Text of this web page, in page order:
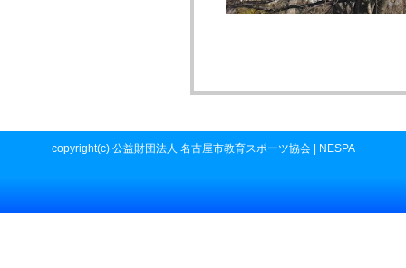
copyright(c) 公益財団法人 名古屋市教育スポーツ協会 | NESPA